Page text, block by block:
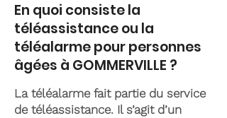
En quoi consiste la
téléassistance ou la
téléalarme pour personnes
âgées à GOMMERVILLE ?
La téléalarme fait partie du service
de téléassistance. Il s’agit d’un